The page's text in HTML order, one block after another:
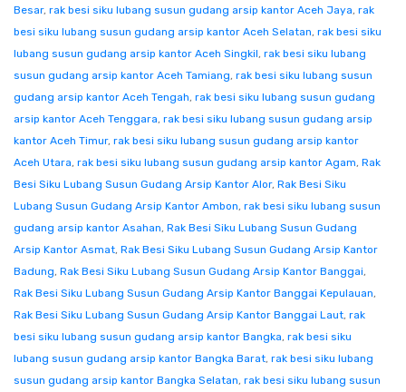
Besar, rak besi siku lubang susun gudang arsip kantor Aceh Jaya, rak
besi siku lubang susun gudang arsip kantor Aceh Selatan, rak besi siku
lubang susun gudang arsip kantor Aceh Singkil, rak besi siku lubang
susun gudang arsip kantor Aceh Tamiang, rak besi siku lubang susun
gudang arsip kantor Aceh Tengah, rak besi siku lubang susun gudang
arsip kantor Aceh Tenggara, rak besi siku lubang susun gudang arsip
kantor Aceh Timur, rak besi siku lubang susun gudang arsip kantor
Aceh Utara, rak besi siku lubang susun gudang arsip kantor Agam, Rak
Besi Siku Lubang Susun Gudang Arsip Kantor Alor, Rak Besi Siku
Lubang Susun Gudang Arsip Kantor Ambon, rak besi siku lubang susun
gudang arsip kantor Asahan, Rak Besi Siku Lubang Susun Gudang
Arsip Kantor Asmat, Rak Besi Siku Lubang Susun Gudang Arsip Kantor
Badung, Rak Besi Siku Lubang Susun Gudang Arsip Kantor Banggai,
Rak Besi Siku Lubang Susun Gudang Arsip Kantor Banggai Kepulauan,
Rak Besi Siku Lubang Susun Gudang Arsip Kantor Banggai Laut, rak
besi siku lubang susun gudang arsip kantor Bangka, rak besi siku
lubang susun gudang arsip kantor Bangka Barat, rak besi siku lubang
susun gudang arsip kantor Bangka Selatan, rak besi siku lubang susun